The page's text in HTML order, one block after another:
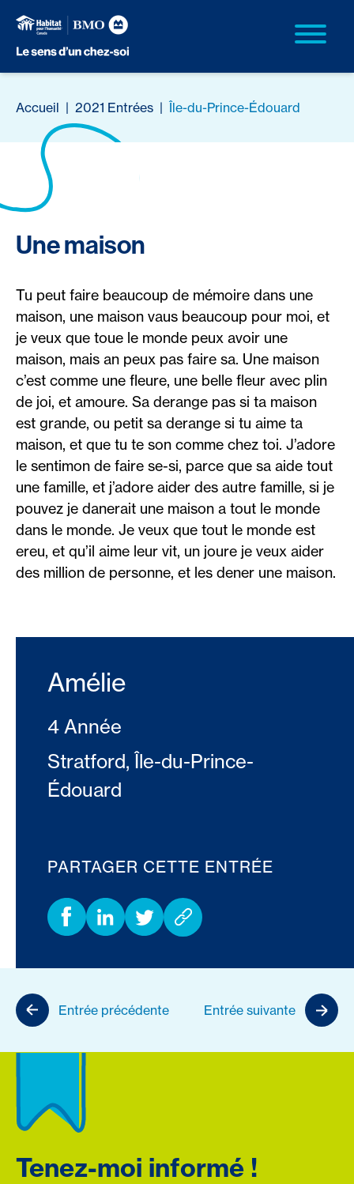
Accueil | 2021 Entrées | Île-du-Prince-Édouard
Une maison
Tu peut faire beaucoup de mémoire dans une
maison, une maison vaus beaucoup pour moi, et
je veux que toue le monde peux avoir une
maison, mais an peux pas faire sa. Une maison
c’est comme une fleure, une belle fleur avec plin
de joi, et amoure. Sa derange pas si ta maison
est grande, ou petit sa derange si tu aime ta
maison, et que tu te son comme chez toi. J’adore
le sentimon de faire se-si, parce que sa aide tout
une famille, et j’adore aider des autre famille, si je
pouvez je danerait une maison a tout le monde
dans le monde. Je veux que tout le monde est
ereu, et qu’il aime leur vit, un joure je veux aider
des million de personne, et les dener une maison.
Amélie
4 Année
Stratford, Île-du-Prince-
Édouard
PARTAGER CETTE ENTRÉE
Entrée précédente Entrée suivante
Tenez-moi informé !